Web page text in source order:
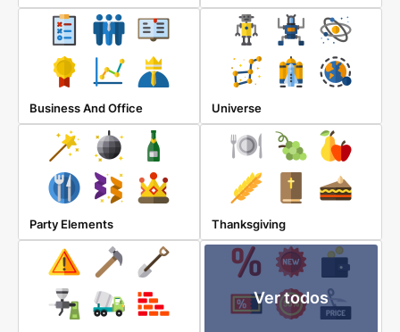
Business And Office Universe
Party Elements Thanksgiving
Ver todos